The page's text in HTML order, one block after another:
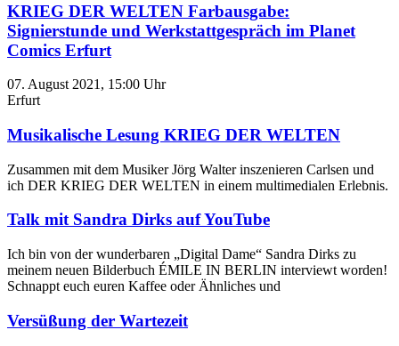
KRIEG DER WELTEN Farbausgabe:
Signierstunde und Werkstattgespräch im Planet
Comics Erfurt
07. August 2021, 15:00 Uhr
Erfurt
Musikalische Lesung KRIEG DER WELTEN
Zusammen mit dem Musiker Jörg Walter inszenieren Carlsen und
ich DER KRIEG DER WELTEN in einem multimedialen Erlebnis.
Talk mit Sandra Dirks auf YouTube
Ich bin von der wunderbaren „Digital Dame“ Sandra Dirks zu
meinem neuen Bilderbuch ÉMILE IN BERLIN interviewt worden!
Schnappt euch euren Kaffee oder Ähnliches und
Versüßung der Wartezeit